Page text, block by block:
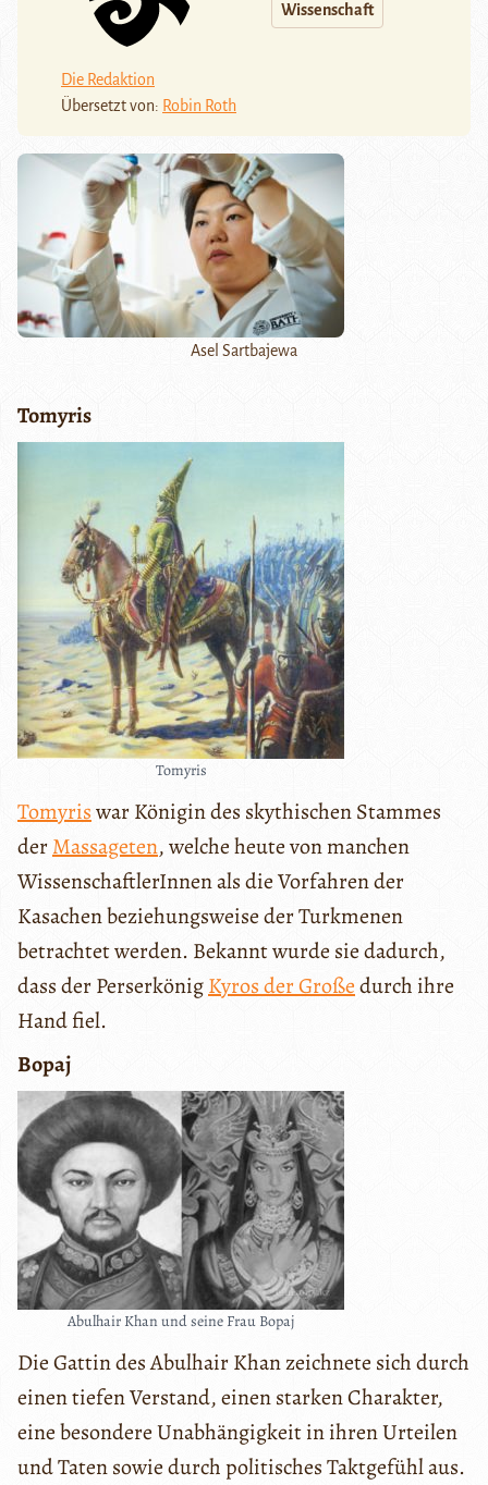
Die Redaktion
Übersetzt von: Robin Roth
Wissenschaft
Asel Sartbajewa
Tomyris
Tomyris
Tomyriswar Königin des skythischen Stammes
derMassageten, welche heute von manchen
WissenschaftlerInnen als die Vorfahren der
Kasachen beziehungsweise der Turkmenen
betrachtet werden. Bekannt wurde sie dadurch,
dass der PerserkönigKyros der Großedurch ihre
Hand fiel.
Bopaj
Abulhair Khan und seine Frau Bopaj
Die Gattin des Abulhair Khan zeichnete sich durch
einen tiefen Verstand, einen starken Charakter,
eine besondere Unabhängigkeit in ihren Urteilen
und Taten sowie durch politisches Taktgefühl aus.